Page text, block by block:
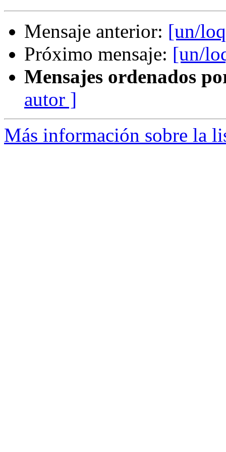
Mensaje anterior: [un/
Próximo mensaje: [un/
Mensajes ordenados
autor ]
Más información sobre la